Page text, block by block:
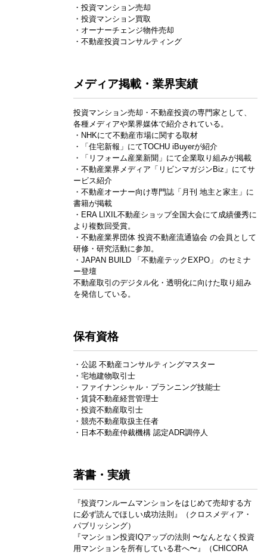
・投資マンション売却
・投資マンション買取
・オーナーチェンジ物件売却
・不動産投資コンサルティング
メディア掲載・業界実績
投資マンション売却・不動産投資の専門家として、
各種メディアや業界媒体で紹介されている。
・NHKにて不動産市場に関する取材
・「住宅新報」にてTOCHU iBuyerが紹介
・「リフォーム産業新聞」にて企業取り組みが掲載
・不動産業界メディア「リビンマガジンBiz」にてサ
ービス紹介
・不動産オーナー向け専門誌「月刊 地主と家主」に
書籍が掲載
・ERA LIXIL不動産ショップ全国大会にて成績優秀に
より複数回受賞。
・不動産業界団体 投資不動産流通協会 の会員として
研修・研究活動に参加。
・JAPAN BUILD 「不動産テックEXPO」 のセミナ
ー登壇
不動産取引のデジタル化・透明化に向けた取り組み
を発信している。
保有資格
・公認 不動産コンサルティングマスター
・宅地建物取引士
・ファイナンシャル・プランニング技能士
・賃貸不動産経営管理士
・投資不動産取引士
・競売不動産取扱主任者
・日本不動産仲裁機構 認定ADR調停人
著書・実績
『投資ワンルームマンションをはじめて売却する方
に必ず読んでほしい成功法則』（クロスメディア・
パブリッシング）
『マンション投資IQアップの法則 〜なんとなく投資
用マンションを所有している君へ〜』（CHICORA